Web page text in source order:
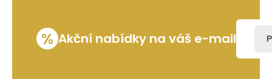
% Akční nabídky na váš e-mail